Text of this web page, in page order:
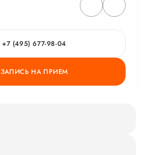
+7 (495) 677-98-04
ЗАПИСЬ НА ПРИЕМ